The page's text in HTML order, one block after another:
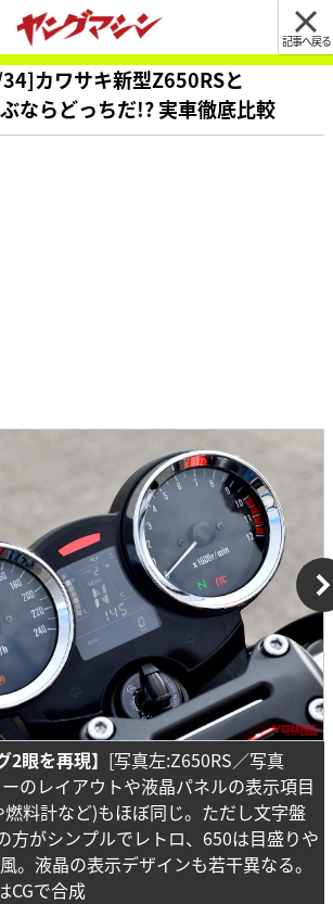
記事へ戻る
カワサキ新型Z650RSと
ならどっちだ!? 実車徹底比較
2眼を再現】 [写真左:Z650RS／写真
のレイアウトや液晶パネルの表示項目
料計など)もほぼ同じ。ただし文字盤
方がシンプルでレトロ、650は目盛りや
。液晶の表示デザインも若干異なる。
CGで合成